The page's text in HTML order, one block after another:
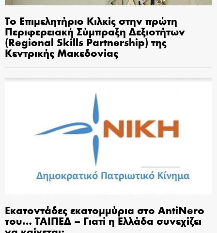
Το Επιμελητήριο Κιλκίς στην πρώτη
Περιφερειακή Σύμπραξη Δεξιοτήτων
(Regional Skills Partnership) της
Κεντρικής Μακεδονίας
Εκατοντάδες εκατομμύρια στο AntiNero
του… ΤΑΙΠΕΔ – Γιατί η Ελλάδα συνεχίζει